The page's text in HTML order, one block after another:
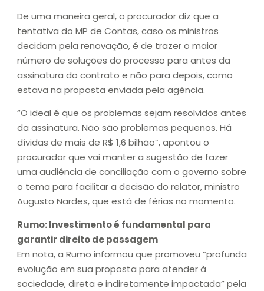
De uma maneira geral, o procurador diz que a
tentativa do MP de Contas, caso os ministros
decidam pela renovação, é de trazer o maior
número de soluções do processo para antes da
assinatura do contrato e não para depois, como
estava na proposta enviada pela agência.
“O ideal é que os problemas sejam resolvidos antes
da assinatura. Não são problemas pequenos. Há
dívidas de mais de R$ 1,6 bilhão”, apontou o
procurador que vai manter a sugestão de fazer
uma audiência de conciliação com o governo sobre
o tema para facilitar a decisão do relator, ministro
Augusto Nardes, que está de férias no momento.
Rumo: Investimento é fundamental para
garantir direito de passagem
Em nota, a Rumo informou que promoveu “profunda
evolução em sua proposta para atender à
sociedade, direta e indiretamente impactada” pela